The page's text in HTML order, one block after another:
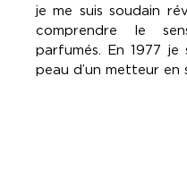
je me suis soudain
comprendre le
parfumés. En 1977
peau d’un metteur en